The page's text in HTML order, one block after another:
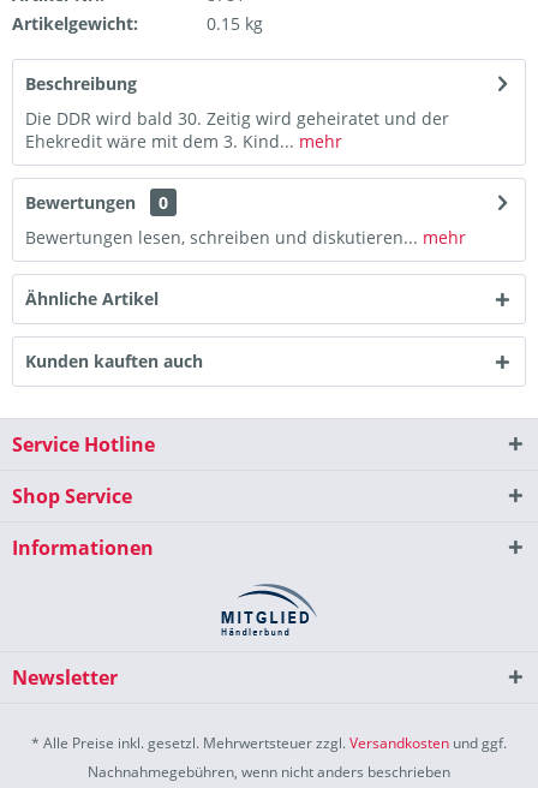
Artikelgewicht:
0.15 kg
Beschreibung
Die DDR wird bald 30. Zeitig wird geheiratet und der
Ehekredit wäre mit dem 3. Kind... mehr
Bewertungen
0
Bewertungen lesen, schreiben und diskutieren... mehr
Ähnliche Artikel
Kunden kauften auch
Service Hotline
Shop Service
Informationen
Newsletter
* Alle Preise inkl. gesetzl. Mehrwertsteuer zzgl.Versandkosten und ggf.
Nachnahmegebühren, wenn nicht anders beschrieben